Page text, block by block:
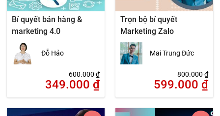
Bí quyết bán hàng &
marketing 4.0
Đỗ Hảo
600.000₫
349.000 ₫
Trọn bộ bí quyết
Marketing Zalo
Mai Trung Đức
800.000₫
599.000 ₫